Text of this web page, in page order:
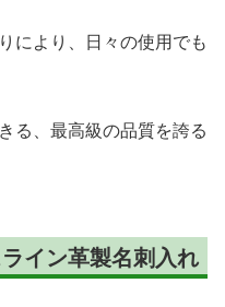
により、日々の使用でも
る、最高級の品質を誇る
イン革製名刺入れ